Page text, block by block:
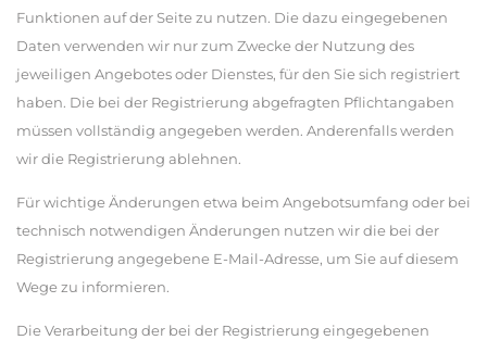
Funktionen auf der Seite zu nutzen. Die dazu eingegebenen
Daten verwenden wir nur zum Zwecke der Nutzung des
jeweiligen Angebotes oder Dienstes, für den Sie sich registriert
haben. Die bei der Registrierung abgefragten Pflichtangaben
müssen vollständig angegeben werden. Anderenfalls werden
wir die Registrierung ablehnen.
Für wichtige Änderungen etwa beim Angebotsumfang oder bei
technisch notwendigen Änderungen nutzen wir die bei der
Registrierung angegebene E-Mail-Adresse, um Sie auf diesem
Wege zu informieren.
Die Verarbeitung der bei der Registrierung eingegebenen